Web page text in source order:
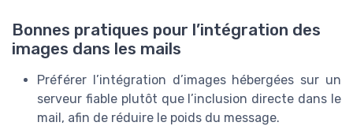
Bonnes pratiques pour l’intégration des
images dans les mails
Préférer l’intégration d’images hébergées sur un
serveur fiable plutôt que l’inclusion directe dans le
mail, afin de réduire le poids du message.